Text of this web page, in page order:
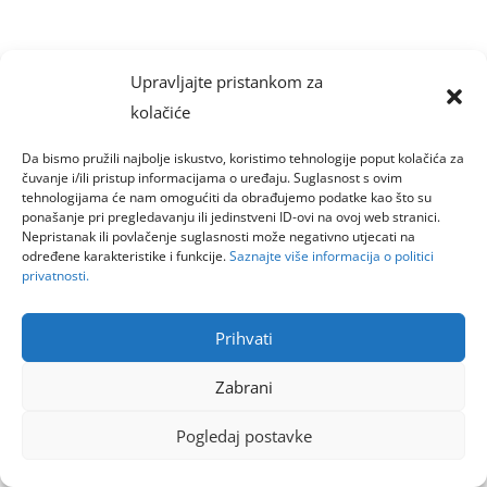
Upravljajte pristankom za
kolačiće
Da bismo pružili najbolje iskustvo, koristimo tehnologije poput kolačića za
čuvanje i/ili pristup informacijama o uređaju. Suglasnost s ovim
tehnologijama će nam omogućiti da obrađujemo podatke kao što su
ponašanje pri pregledavanju ili jedinstveni ID-ovi na ovoj web stranici.
Nepristanak ili povlačenje suglasnosti može negativno utjecati na
određene karakteristike i funkcije.Saznajte više informacija o politici
privatnosti.
Prihvati
Zabrani
Pogledaj postavke